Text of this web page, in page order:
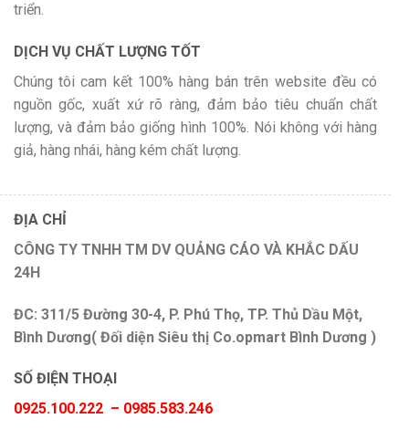
triển.
DỊCH VỤ CHẤT LƯỢNG TỐT
Chúng tôi cam kết 100% hàng bán trên website đều có
nguồn gốc, xuất xứ rõ ràng, đảm bảo tiêu chuẩn chất
lượng, và đảm bảo giống hình 100%. Nói không với hàng
giả, hàng nhái, hàng kém chất lượng.
ĐỊA CHỈ
CÔNG TY TNHH TM DV QUẢNG CÁO VÀ KHẮC DẤU
24H
ĐC: 311/5 Đường 30-4, P. Phú Thọ, TP. Thủ Dầu Một,
Bình Dương( Đối diện Siêu thị Co.opmart Bình Dương )
SỐ ĐIỆN THOẠI
0925.100.222 – 0985.583.246